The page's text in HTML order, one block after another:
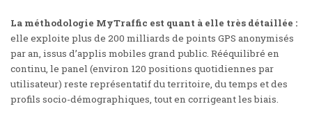
La méthodologie MyTraffic est quant à elle très détaillée :
elle exploite plus de 200 milliards de points GPS anonymisés
par an, issus d’applis mobiles grand public. Rééquilibré en
continu, le panel (environ 120 positions quotidiennes par
utilisateur) reste représentatif du territoire, du temps et des
profils socio-démographiques, tout en corrigeant les biais.